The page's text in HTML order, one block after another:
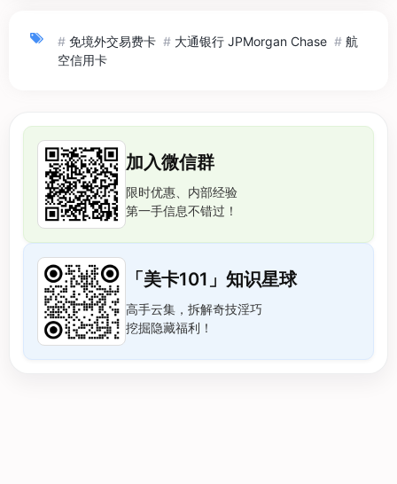
# 免境外交易费卡 # 大通银行 JPMorgan Chase # 航
空信用卡
加入微信群
限时优惠、内部经验
第一手信息不错过！
「美卡101」知识星球
高手云集，拆解奇技淫巧
挖掘隐藏福利！